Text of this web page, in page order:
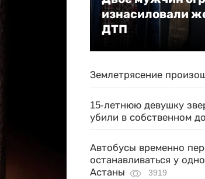
изнасиловали
ДТП
Землетрясение
15-летнюю девушку
убили в собственном
Автобусы временно
останавливаться у
Астаны
3919